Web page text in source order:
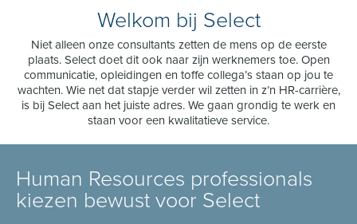
Welkom bij Select
Niet alleen onze consultants zetten de mens op de eerste
plaats. Select doet dit ook naar zijn werknemers toe. Open
communicatie, opleidingen en toffe collega’s staan op jou te
wachten. Wie net dat stapje verder wil zetten in z’n HR-carrière,
is bij Select aan het juiste adres. We gaan grondig te werk en
staan voor een kwalitatieve service.
Human Resources professionals
kiezen bewust voor Select